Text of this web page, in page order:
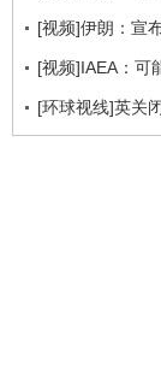
[视频]伊朗：宣
[视频]IAEA：可
[环球视线]英关